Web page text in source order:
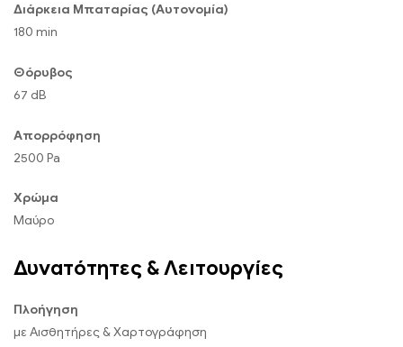
Διάρκεια Μπαταρίας (Αυτονομία)
180 min
Θόρυβος
67 dB
Απορρόφηση
2500 Pa
Χρώμα
Μαύρο
Δυνατότητες & Λειτουργίες
Πλοήγηση
με Αισθητήρες & Χαρτογράφηση